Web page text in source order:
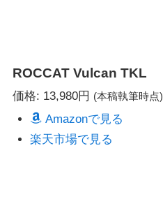
ROCCATVulcan TKL
価格: 13,980円 (本稿執筆時点)
Amazonで見る
楽天市場で見る